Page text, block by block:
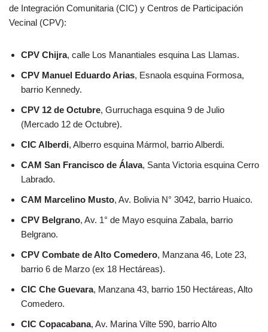
de Integración Comunitaria (CIC) y Centros de Participación
Vecinal (CPV):
CPV Chijra, calle Los Manantiales esquina Las Llamas.
CPV Manuel Eduardo Arias, Esnaola esquina Formosa,
barrio Kennedy.
CPV 12 de Octubre, Gurruchaga esquina 9 de Julio
(Mercado 12 de Octubre).
CIC Alberdi, Alberro esquina Mármol, barrio Alberdi.
CAM San Francisco de Álava, Santa Victoria esquina Cerro
Labrado.
CAM Marcelino Musto, Av. Bolivia N° 3042, barrio Huaico.
CPV Belgrano, Av. 1° de Mayo esquina Zabala, barrio
Belgrano.
CPV Combate de Alto Comedero, Manzana 46, Lote 23,
barrio 6 de Marzo (ex 18 Hectáreas).
CIC Che Guevara, Manzana 43, barrio 150 Hectáreas, Alto
Comedero.
CIC Copacabana, Av. Marina Vilte 590, barrio Alto